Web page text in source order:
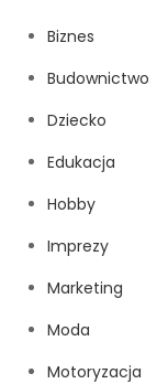
Biznes
Budownictwo
Dziecko
Edukacja
Hobby
Imprezy
Marketing
Moda
Motoryzacja